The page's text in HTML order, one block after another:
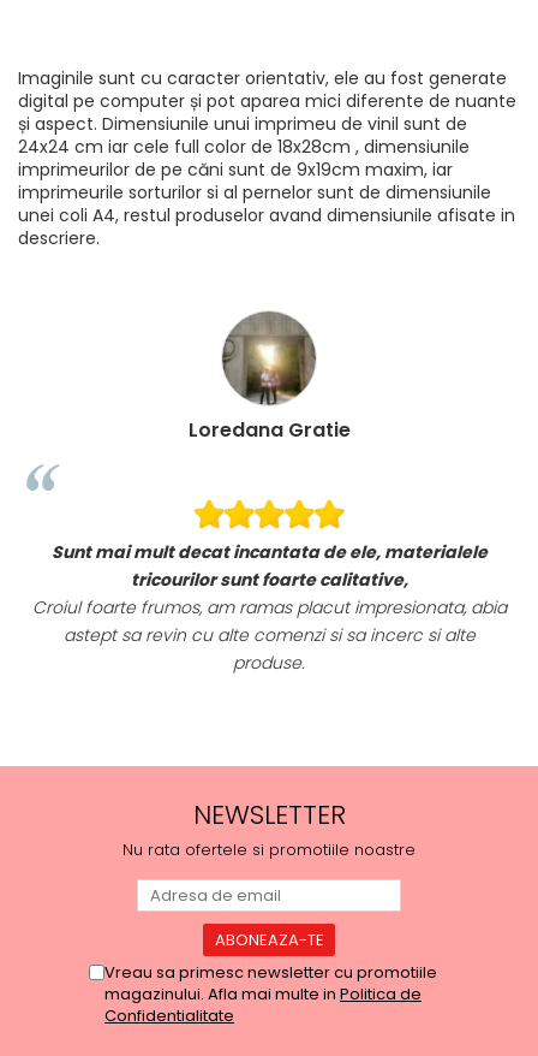
Imaginile sunt cu caracter orientativ, ele au fost generate
digital pe computer și pot aparea mici diferente de nuante
și aspect. Dimensiunile unui imprimeu de vinil sunt de
24x24 cm iar cele full color de 18x28cm , dimensiunile
imprimeurilor de pe căni sunt de 9x19cm maxim, iar
imprimeurile sorturilor si al pernelor sunt de dimensiunile
unei coli A4, restul produselor avand dimensiunile afisate in
descriere.
Loredana Gratie
Sunt mai mult decat incantata de ele, materialele
tricourilor sunt foarte calitative,
Croiul foarte frumos, am ramas placut impresionata, abia
astept sa revin cu alte comenzi si sa incerc si alte
produse.
NEWSLETTER
Nu rata ofertele si promotiile noastre
Vreau sa primesc newsletter cu promotiile
magazinului. Afla mai multe in Politica de
Confidentialitate